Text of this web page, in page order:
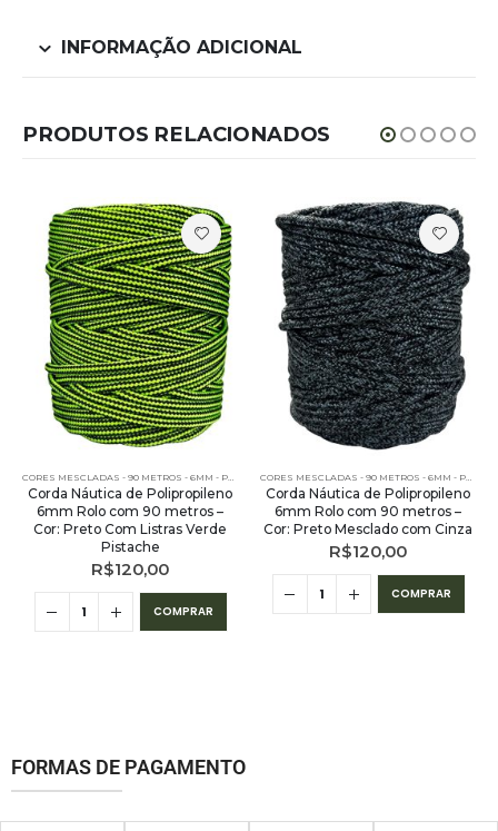
INFORMAÇÃO ADICIONAL
PRODUTOS RELACIONADOS
- 90 METROS
, PE - 6MM - POLIPROPILENO - 90 METROS , OUTLET,PE - 6MM - POLIPROPILENO -
Corda Náutica de Polipropileno
6mm Rolo com 90 metros –
Cor: Preto Com Listras Verde
Pistache
R$120,00
COMPRAR
Corda Náutica de Polipropileno
6mm Rolo com 90 metros –
Cor: Preto Mesclado com Cinza
R$120,00
COMPRAR
FORMAS DE PAGAMENTO